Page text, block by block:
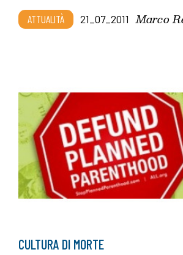
ATTUALITÀ 21_07_2011 Marco
CULTURA DI MORTE